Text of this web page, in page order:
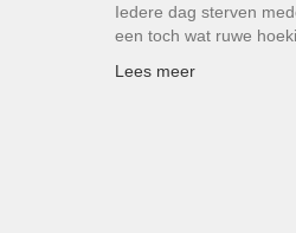
Iedere dag sterven
een toch wat ruwe
Lees meer